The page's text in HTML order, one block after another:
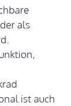
als
ist auch